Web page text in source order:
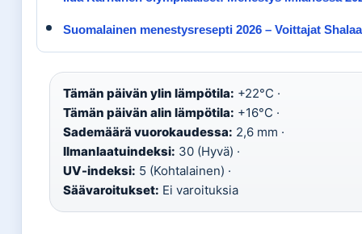
Suomalainen menestysresepti 2026 – Voittajat
Tämän päivän ylin lämpötila: +22°C ·
Tämän päivän alin lämpötila: +16°C ·
Sademäärä vuorokaudessa: 2,6 mm ·
Ilmanlaatuindeksi: 30 (Hyvä) ·
UV-indeksi: 5 (Kohtalainen) ·
Säävaroitukset: Ei varoituksia